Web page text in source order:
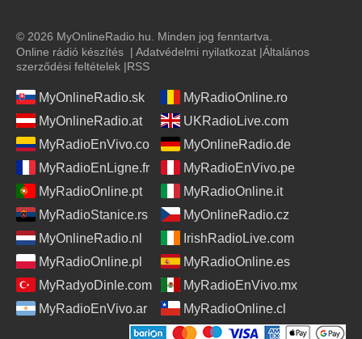
© 2026 MyOnlineRadio.hu. Minden jog fenntartva.
Online rádió készítés | Adatvédelmi nyilatkozat |Általános
szerződési feltételek |RSS
MyOnlineRadio.sk
MyRadioOnline.ro
MyOnlineRadio.at
UKRadioLive.com
MyRadioEnVivo.co
MyOnlineRadio.de
MyRadioEnLigne.fr
MyRadioEnVivo.pe
MyRadioOnline.pt
MyRadioOnline.it
MyRadioStanice.rs
MyOnlineRadio.cz
MyOnlineRadio.nl
IrishRadioLive.com
MyRadioOnline.pl
MyRadioOnline.es
MyRadyoDinle.com
MyRadioEnVivo.mx
MyRadioEnVivo.ar
MyRadioOnline.cl